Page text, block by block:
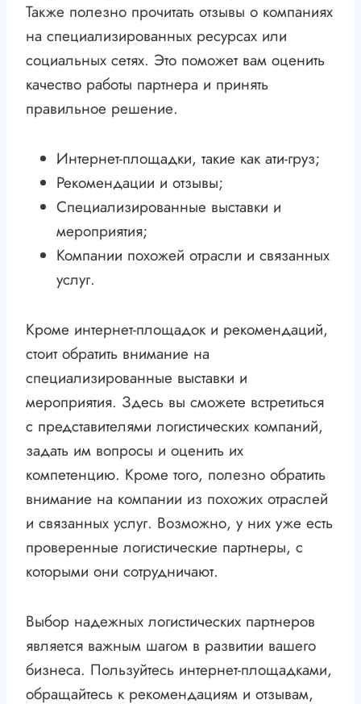
Также полезно прочитать отзывы о компаниях
на специализированных ресурсах или
социальных сетях. Это поможет вам оценить
качество работы партнера и принять
правильное решение.
Интернет-площадки, такие как ати-груз;
Рекомендации и отзывы;
Специализированные выставки и
мероприятия;
Компании похожей отрасли и связанных
услуг.
Кроме интернет-площадок и рекомендаций,
стоит обратить внимание на
специализированные выставки и
мероприятия. Здесь вы сможете встретиться
с представителями логистических компаний,
задать им вопросы и оценить их
компетенцию. Кроме того, полезно обратить
внимание на компании из похожих отраслей
и связанных услуг. Возможно, у них уже есть
проверенные логистические партнеры, с
которыми они сотрудничают.
Выбор надежных логистических партнеров
является важным шагом в развитии вашего
бизнеса. Пользуйтесь интернет-площадками,
обращайтесь к рекомендациям и отзывам,